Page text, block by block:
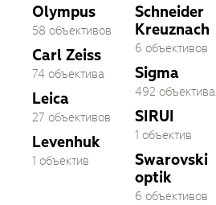
Olympus
58 объективов
Carl Zeiss
74 объектива
Leica
27 объективов
Levenhuk
1 объектив
Schneider
Kreuznach
6 объективов
Sigma
492 объектива
SIRUI
1 объектив
Swarovski
optik
6 объективов